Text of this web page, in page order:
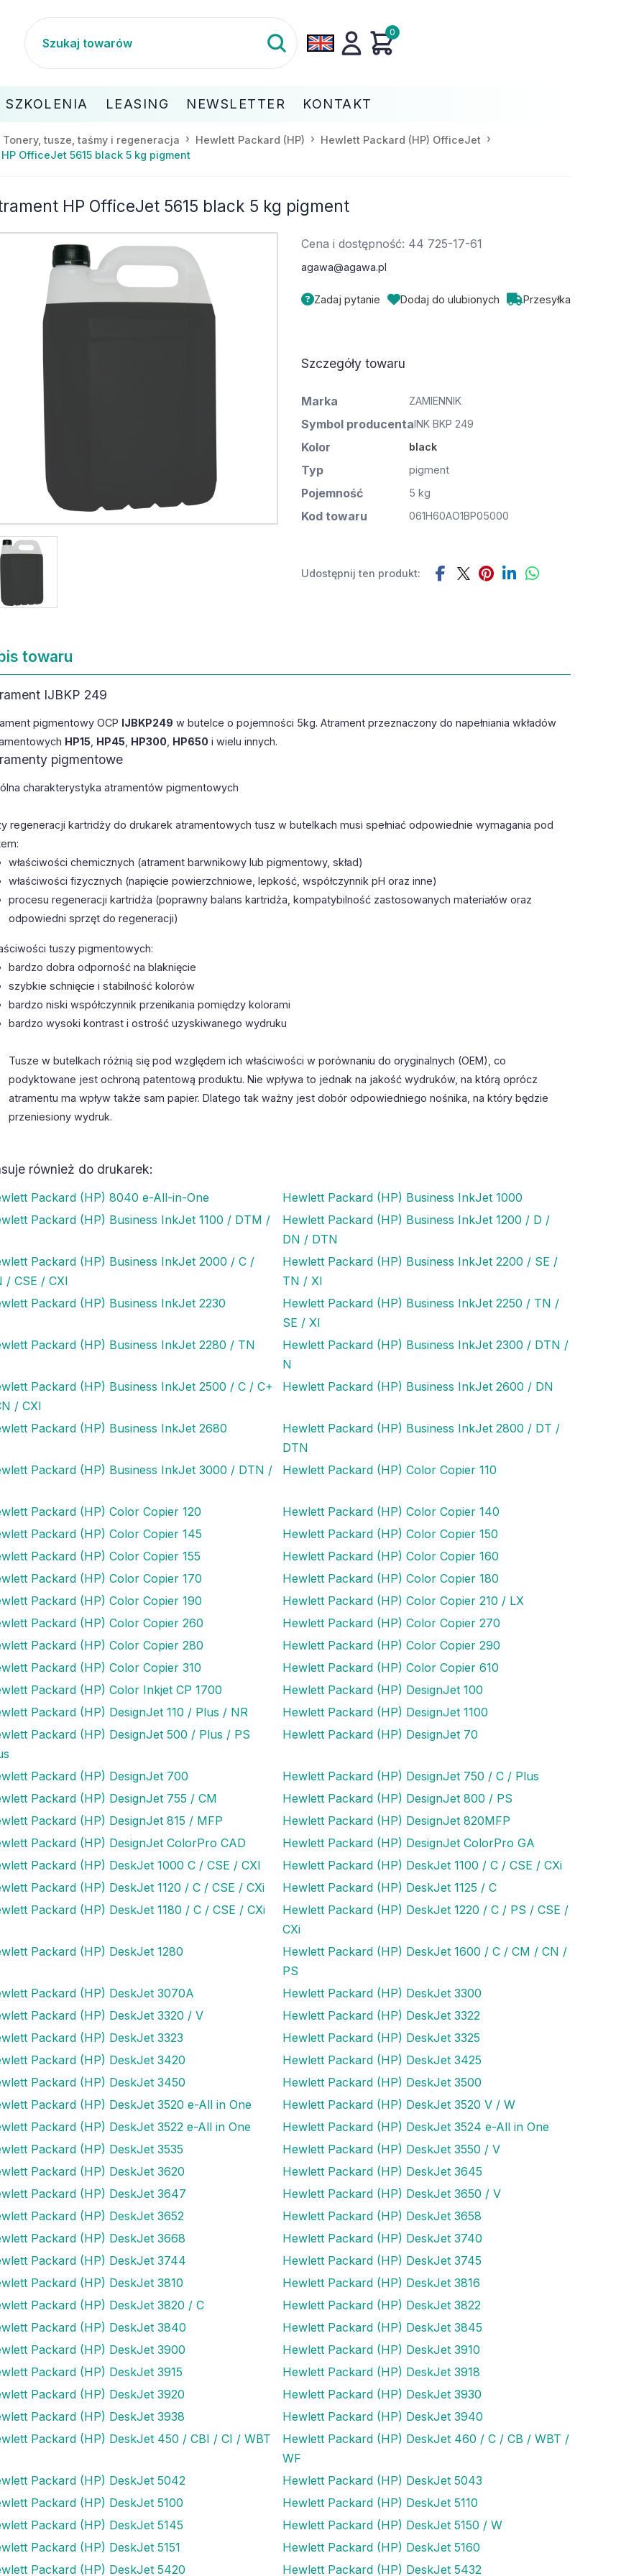
0
SZKOLENIA LEASING NEWSLETTER KONTAKT
Tonery, tusze, taśmy i regeneracja Hewlett Packard (HP)
Hewlett Packard (HP) OfficeJet
OfficeJet 5615 black 5 kg pigment
HP OfficeJet 5615 black 5 kg pigment
Cena i dostępność: 44 725-17-61
agawa@agawa.pl
Zadaj pytanie Dodaj do ulubionych Przesyłka
Szczegóły towaru
Marka ZAMIENNIK
Symbol producentaINK BKP 249
Kolor black
Typ pigment
Pojemność 5 kg
Kod towaru 061H60AO1BP05000
Udostępnij ten produkt:
towaru
IJBKP 249
pigmentowy OCP IJBKP249 w butelce o pojemności 5kg. Atrament przeznaczony do napełniania wkładów
HP15 HP45 HP300, HP650i wielu innych.
pigmentowe
charakterystyka atramentów pigmentowych
regeneracji kartridży do drukarek atramentowych tusz w butelkach musi spełniać odpowiednie wymagania pod
właściwości chemicznych (atrament barwnikowy lub pigmentowy, skład)
właściwości fizycznych (napięcie powierzchniowe, lepkość, współczynnik pH oraz inne)
procesu regeneracji kartridża (poprawny balans kartridża, kompatybilność zastosowanych materiałów oraz
odpowiedni sprzęt do regeneracji)
tuszy pigmentowych:
bardzo dobra odporność na blaknięcie
szybkie schnięcie i stabilność kolorów
bardzo niski współczynnik przenikania pomiędzy kolorami
bardzo wysoki kontrast i ostrość uzyskiwanego wydruku
Tusze w butelkach różnią się pod względem ich właściwości w porównaniu do oryginalnych (OEM), co
podyktowane jest ochroną patentową produktu. Nie wpływa to jednak na jakość wydruków, na którą oprócz
atramentu ma wpływ także sam papier. Dlatego tak ważny jest dobór odpowiedniego nośnika, na który będzie
przeniesiony wydruk.
również do drukarek:
Packard (HP) 8040 e-All-in-One
Hewlett Packard (HP) Business InkJet 1000
Packard (HP) Business InkJet 1100 / DTM /
Hewlett Packard (HP) Business InkJet 1200 / D /
DN / DTN
Packard (HP) Business InkJet 2000 / C /
/ CSE / CXI
Hewlett Packard (HP) Business InkJet 2200 / SE /
TN / XI
Packard (HP) Business InkJet 2230
Hewlett Packard (HP) Business InkJet 2250 / TN /
SE / XI
Packard (HP) Business InkJet 2280 / TN
Hewlett Packard (HP) Business InkJet 2300 / DTN /
N
Packard (HP) Business InkJet 2500 / C / C+
/ CXI
Hewlett Packard (HP) Business InkJet 2600 / DN
Packard (HP) Business InkJet 2680
Hewlett Packard (HP) Business InkJet 2800 / DT /
DTN
Packard (HP) Business InkJet 3000 / DTN /
Hewlett Packard (HP) Color Copier 110
Packard (HP) Color Copier 120
Hewlett Packard (HP) Color Copier 140
Packard (HP) Color Copier 145
Hewlett Packard (HP) Color Copier 150
Packard (HP) Color Copier 155
Hewlett Packard (HP) Color Copier 160
Packard (HP) Color Copier 170
Hewlett Packard (HP) Color Copier 180
Packard (HP) Color Copier 190
Hewlett Packard (HP) Color Copier 210 / LX
Packard (HP) Color Copier 260
Hewlett Packard (HP) Color Copier 270
Packard (HP) Color Copier 280
Hewlett Packard (HP) Color Copier 290
Packard (HP) Color Copier 310
Hewlett Packard (HP) Color Copier 610
Packard (HP) Color Inkjet CP 1700
Hewlett Packard (HP) DesignJet 100
Packard (HP) DesignJet 110 / Plus / NR
Hewlett Packard (HP) DesignJet 1100
Packard (HP) DesignJet 500 / Plus / PS
Hewlett Packard (HP) DesignJet 70
Packard (HP) DesignJet 700
Hewlett Packard (HP) DesignJet 750 / C / Plus
Packard (HP) DesignJet 755 / CM
Hewlett Packard (HP) DesignJet 800 / PS
Packard (HP) DesignJet 815 / MFP
Hewlett Packard (HP) DesignJet 820MFP
Packard (HP) DesignJet ColorPro CAD
Hewlett Packard (HP) DesignJet ColorPro GA
Packard (HP) DeskJet 1000 C / CSE / CXI
Hewlett Packard (HP) DeskJet 1100 / C / CSE / CXi
Packard (HP) DeskJet 1120 / C / CSE / CXi
Hewlett Packard (HP) DeskJet 1125 / C
Packard (HP) DeskJet 1180 / C / CSE / CXi
Hewlett Packard (HP) DeskJet 1220 / C / PS / CSE /
CXi
Packard (HP) DeskJet 1280
Hewlett Packard (HP) DeskJet 1600 / C / CM / CN /
PS
Packard (HP) DeskJet 3070A
Hewlett Packard (HP) DeskJet 3300
Packard (HP) DeskJet 3320 / V
Hewlett Packard (HP) DeskJet 3322
Packard (HP) DeskJet 3323
Hewlett Packard (HP) DeskJet 3325
Packard (HP) DeskJet 3420
Hewlett Packard (HP) DeskJet 3425
Packard (HP) DeskJet 3450
Hewlett Packard (HP) DeskJet 3500
Packard (HP) DeskJet 3520 e-All in One
Hewlett Packard (HP) DeskJet 3520 V / W
Packard (HP) DeskJet 3522 e-All in One
Hewlett Packard (HP) DeskJet 3524 e-All in One
Packard (HP) DeskJet 3535
Hewlett Packard (HP) DeskJet 3550 / V
Packard (HP) DeskJet 3620
Hewlett Packard (HP) DeskJet 3645
Packard (HP) DeskJet 3647
Hewlett Packard (HP) DeskJet 3650 / V
Packard (HP) DeskJet 3652
Hewlett Packard (HP) DeskJet 3658
Packard (HP) DeskJet 3668
Hewlett Packard (HP) DeskJet 3740
Packard (HP) DeskJet 3744
Hewlett Packard (HP) DeskJet 3745
Packard (HP) DeskJet 3810
Hewlett Packard (HP) DeskJet 3816
Packard (HP) DeskJet 3820 / C
Hewlett Packard (HP) DeskJet 3822
Packard (HP) DeskJet 3840
Hewlett Packard (HP) DeskJet 3845
Packard (HP) DeskJet 3900
Hewlett Packard (HP) DeskJet 3910
Packard (HP) DeskJet 3915
Hewlett Packard (HP) DeskJet 3918
Packard (HP) DeskJet 3920
Hewlett Packard (HP) DeskJet 3930
Packard (HP) DeskJet 3938
Hewlett Packard (HP) DeskJet 3940
Packard (HP) DeskJet 450 / CBI / CI / WBT
Hewlett Packard (HP) DeskJet 460 / C / CB / WBT /
WF
Packard (HP) DeskJet 5042
Hewlett Packard (HP) DeskJet 5043
Packard (HP) DeskJet 5100
Hewlett Packard (HP) DeskJet 5110
Packard (HP) DeskJet 5145
Hewlett Packard (HP) DeskJet 5150 / W
Packard (HP) DeskJet 5151
Hewlett Packard (HP) DeskJet 5160
Packard (HP) DeskJet 5420
Hewlett Packard (HP) DeskJet 5432